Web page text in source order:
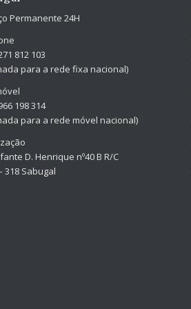
Permanente 24H
812 103
para a rede fixa nacional)
198 314
para a rede móvel nacional)
D. Henrique nº40 B R/C
318 Sabugal